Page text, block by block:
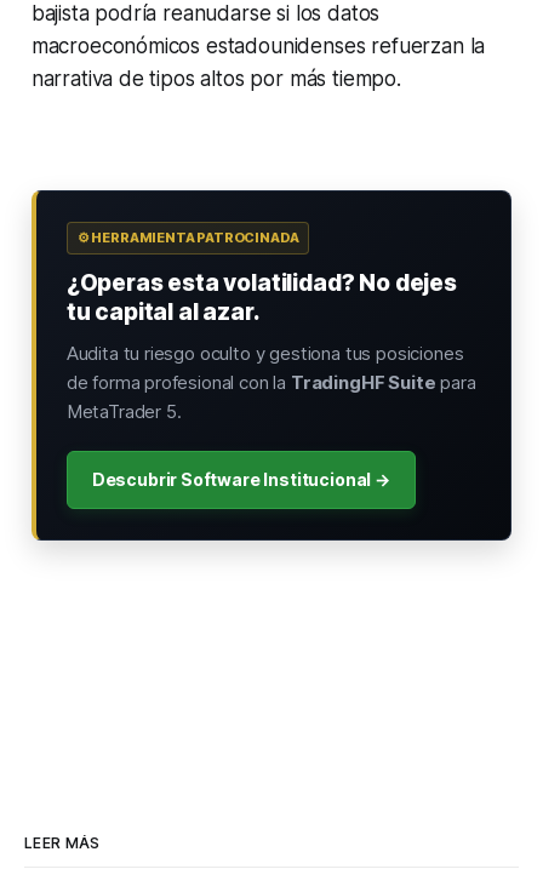
bajista podría reanudarse si los datos
macroeconómicos estadounidenses refuerzan la
narrativa de tipos altos por más tiempo.
⚙️ HERRAMIENTA PATROCINADA
¿Operas esta volatilidad? No dejes
tu capital al azar.
Audita tu riesgo oculto y gestiona tus posiciones
de forma profesional con la TradingHF Suite para
MetaTrader 5.
Descubrir Software Institucional →
LEER MÁS